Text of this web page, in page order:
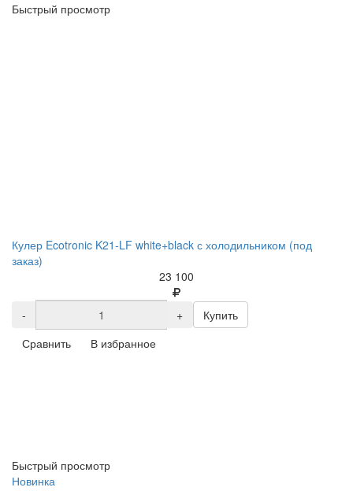
Быстрый просмотр
Кулер Ecotronic K21-LF white+black с холодильником (под
заказ)
23 100
- +
Купить
Сравнить
В избранное
Быстрый просмотр
Новинка